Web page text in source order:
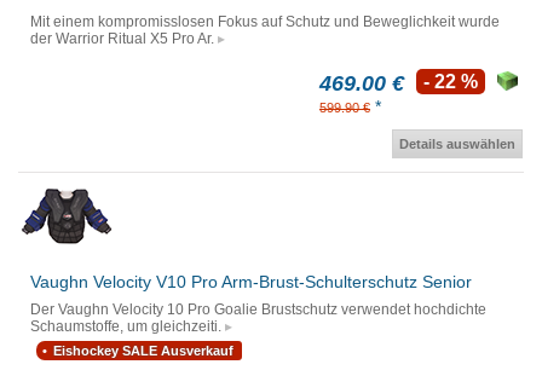
Mit einem kompromisslosen Fokus auf Schutz und Beweglichkeit wurde
der Warrior Ritual X5 Pro Ar.
469.00 €
599.90 € *
- 22 %
Details auswählen
Vaughn Velocity V10 Pro Arm-Brust-Schulterschutz Senior
Der Vaughn Velocity 10 Pro Goalie Brustschutz verwendet hochdichte
Schaumstoffe, um gleichzeiti.
Eishockey SALE Ausverkauf